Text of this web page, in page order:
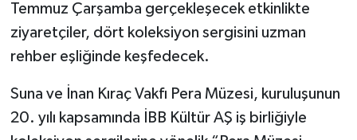
Temmuz Çarşamba gerçekleşecek etkinlikte
ziyaretçiler, dört koleksiyon sergisini uzman
rehber eşliğinde keşfedecek.
Suna ve İnan Kıraç Vakfı Pera Müzesi, kuruluşunun
20. yılı kapsamında İBB Kültür AŞ iş birliğiyle